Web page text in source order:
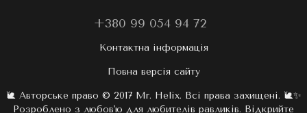
+380 99 054 94 72
Контактна інформація
Повна версія сайту
🐌 Авторське право © 2017 Mr. Helix. Всі права захищені. 🐌✨
Розроблено з любов'ю для любителів равликів. Відкрийте